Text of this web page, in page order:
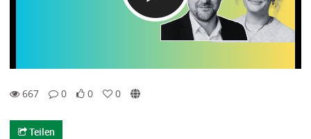
667
0
0
0
Teilen